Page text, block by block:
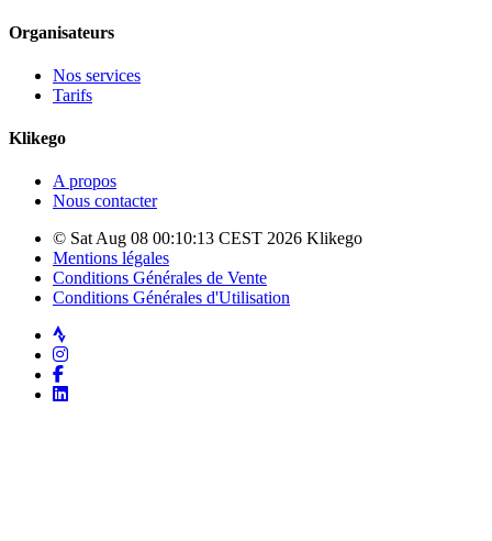
Organisateurs
Nos services
Tarifs
Klikego
A propos
Nous contacter
© Sat Aug 08 00:10:13 CEST 2026 Klikego
Mentions légales
Conditions Générales de Vente
Conditions Générales d'Utilisation
Strava
Instagram
Facebook